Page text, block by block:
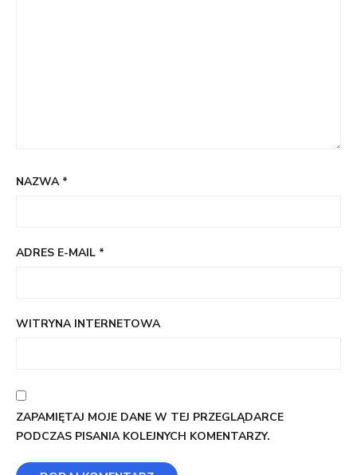
NAZWA *
ADRES E-MAIL *
WITRYNA INTERNETOWA
ZAPAMIĘTAJ MOJE DANE W TEJ PRZEGLĄDARCE
PODCZAS PISANIA KOLEJNYCH KOMENTARZY.